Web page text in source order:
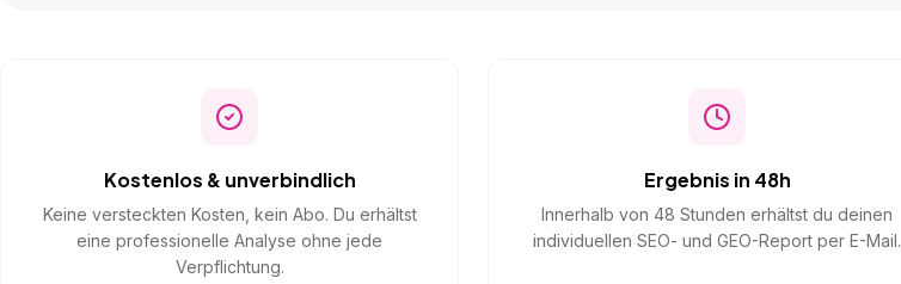
Kostenlos & unverbindlich
Keine versteckten Kosten, kein Abo. Du erhältst
eine professionelle Analyse ohne jede
Verpflichtung.
Ergebnis in 48h
Innerhalb von 48 Stunden erhältst du deinen
individuellen SEO- und GEO-Report per E-Mail.